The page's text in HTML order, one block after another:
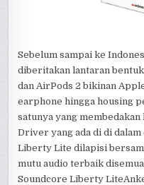
Sebelum sampai ke
diberitakan lantaran
dan AirPods 2 bikinan
earphone hingga housing
satunya yang
Driver yang ada di di
Liberty Lite dilapisi
mutu audio terbaik
Soundcore Liberty